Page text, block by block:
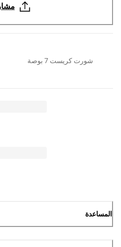
شورت كريست 7 بوصة
المساعدة